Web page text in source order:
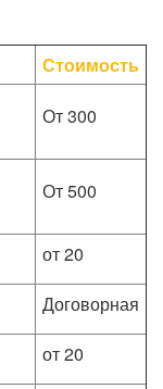
Стоимость
От 300
От 500
от 20
Договорная
от 20